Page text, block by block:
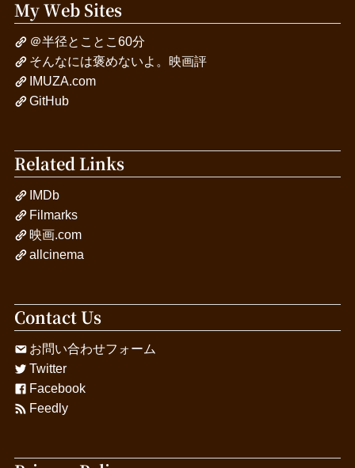
My Web Sites
＠半径とことこ60分
そんなには褒めないよ。映画評
IMUZA.com
GitHub
Related Links
IMDb
Filmarks
映画.com
allcinema
Contact Us
お問い合わせフォーム
Twitter
Facebook
Feedly